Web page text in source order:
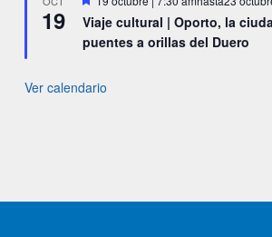
19
Viaje cultural | Oporto, la
puentes a orillas del Duero
Ver calendario